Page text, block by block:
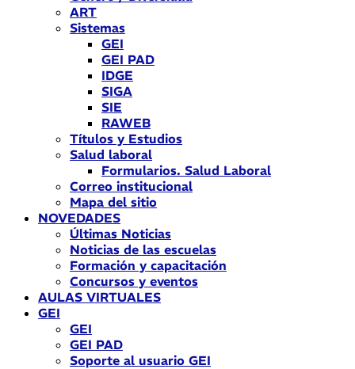
ART
Sistemas
GEI
GEI PAD
IDGE
SIGA
SIE
RAWEB
Títulos y Estudios
Salud laboral
Formularios. Salud Laboral
Correo institucional
Mapa del sitio
NOVEDADES
Últimas Noticias
Noticias de las escuelas
Formación y capacitación
Concursos y eventos
AULAS VIRTUALES
GEI
GEI
GEI PAD
Soporte al usuario GEI